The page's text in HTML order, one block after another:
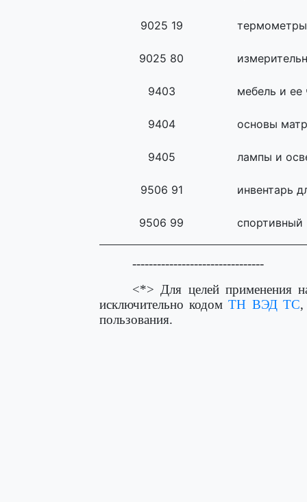
9025 19 термометры
9025 80
9403 мебель и ее
9404 основы
9405 лампы и
9506 91 инвентарь
9506 99 спортивный
--------------------------------
<*> Для целей применения
исключительно кодомТН ВЭД ТС,
пользования.